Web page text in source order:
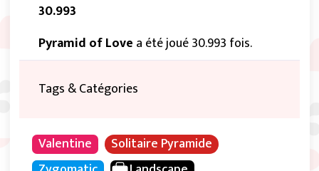
30.993
Pyramid of Love a été joué 30.993 fois.
Tags & Catégories
Valentine
Solitaire Pyramide